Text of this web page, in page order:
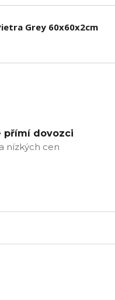
Grey 60x60x2cm
přímí dovozci
nízkých cen